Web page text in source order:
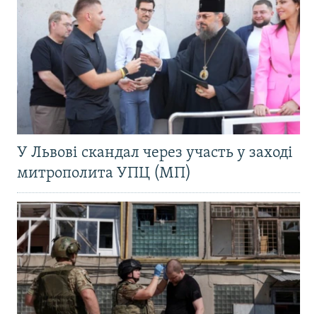
У Львові скандал через участь у заході
митрополита УПЦ (МП)